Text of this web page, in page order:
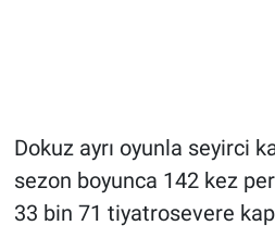
Dokuz ayrı oyunla seyirci
sezon boyunca 142 kez
33 bin 71 tiyatrosevere